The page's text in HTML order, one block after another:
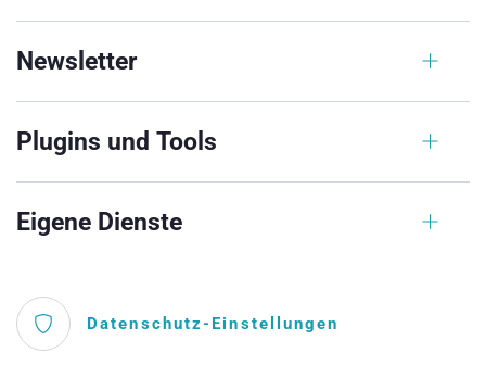
Newsletter
Plugins und Tools
Eigene Dienste
Datenschutz-Einstellungen